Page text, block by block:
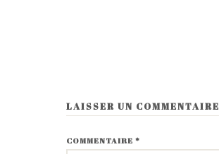
LAISSER UN COMMENTAIRE
COMMENTAIRE*